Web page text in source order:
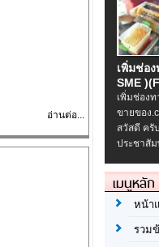
อ่านต่อ...
เพิ่มช่อ
SME
เพิ่มช่องท
ขายของ
สวัสดี ครั
ประชาสั
เมนูหลัก
หน้า
รวม